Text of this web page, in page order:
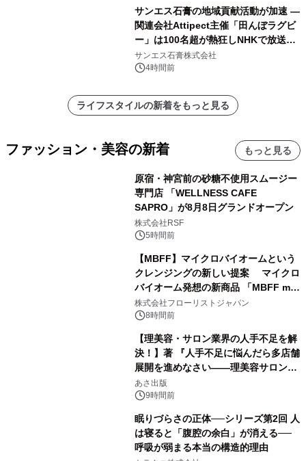
サンエス石膏の地域貢献活動が加速 ―
関連会社Attipect主催「田んぼラグビ
ー」は100名超が熱狂しNHKで放送さ
れました。
サンエス石膏株式会社
4時間前
ライフスタイルの新着をもっと見る
ファッション・美容の新着 もっと見る
原宿・神宮前の砂糖不使用スムージー
専門店 「WELLNESS CAFE
SAPRO」が8月8日グランドオープン
株式会社RSF
5時間前
【MBFF】マイクロバイオームという
クレンジングの新しい提案 マイクロ
バイオーム発想の新商品 「MBFF mb
クレンジングPRO」を2026年8月6日
発売
株式会社フローリストジャパン
8時間前
【理美容・サロン業界の人手不足を解
決！】著 『人手不足に悩んだら多店舗
展開を進めなさい――理美容サロン
「多店舗展開」の教科書』2026年8月
24日（月）発売
あさ出版
9時間前
眠りづらさの正体──シリーズ第2回 人
は寝ると「腹腔の余白」が消える──
呼吸が弱まる本当の構造的理由